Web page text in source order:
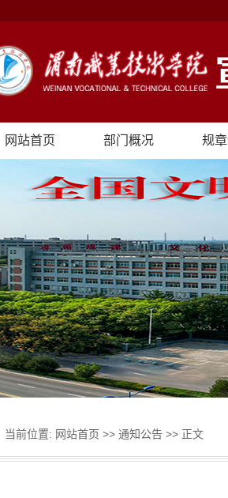
网站首页 部门概况 规
当前位置: 网站首页 >> 通知公告 >> 正文